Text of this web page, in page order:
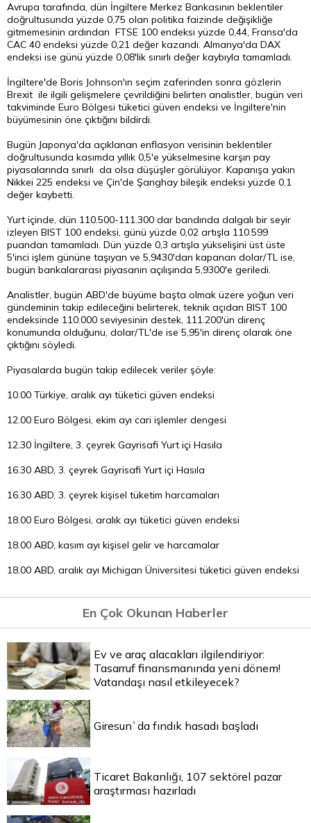
Avrupa tarafında, dün İngiltere Merkez Bankasının beklentiler
doğrultusunda yüzde 0,75 olan politika faizinde değişikliğe
gitmemesinin ardından FTSE 100 endeksi yüzde 0,44, Fransa'da
CAC 40 endeksi yüzde 0,21 değer kazandı. Almanya'da DAX
endeksi ise günü yüzde 0,08'lik sınırlı değer kaybıyla tamamladı.
İngiltere'de Boris Johnson'ın seçim zaferinden sonra gözlerin
Brexit ile ilgili gelişmelere çevrildiğini belirten analistler, bugün veri
takviminde Euro Bölgesi tüketici güven endeksi ve İngiltere'nin
büyümesinin öne çıktığını bildirdi.
Bugün Japonya'da açıklanan enflasyon verisinin beklentiler
doğrultusunda kasımda yıllık 0,5'e yükselmesine karşın pay
piyasalarında sınırlı da olsa düşüşler görülüyor. Kapanışa yakın
Nikkei 225 endeksi ve Çin'de Şanghay bileşik endeksi yüzde 0,1
değer kaybetti.
Yurt içinde, dün 110.500-111.300 dar bandında dalgalı bir seyir
izleyen BIST 100 endeksi, günü yüzde 0,02 artışla 110.599
puandan tamamladı. Dün yüzde 0,3 artışla yükselişini üst üste
5'inci işlem gününe taşıyan ve 5,9430'dan kapanan dolar/TL ise,
bugün bankalararası piyasanın açılışında 5,9300'e geriledi.
Analistler, bugün ABD'de büyüme başta olmak üzere yoğun veri
gündeminin takip edileceğini belirterek, teknik açıdan BIST 100
endeksinde 110.000 seviyesinin destek, 111.200'ün direnç
konumunda olduğunu, dolar/TL'de ise 5,95'in direnç olarak öne
çıktığını söyledi.
Piyasalarda bugün takip edilecek veriler şöyle:
10.00 Türkiye, aralık ayı tüketici güven endeksi
12.00 Euro Bölgesi, ekim ayı cari işlemler dengesi
12.30 İngiltere, 3. çeyrek Gayrisafi Yurt içi Hasıla
16.30 ABD, 3. çeyrek Gayrisafi Yurt içi Hasıla
16.30 ABD, 3. çeyrek kişisel tüketim harcamaları
18.00 Euro Bölgesi, aralık ayı tüketici güven endeksi
18.00 ABD, kasım ayı kişisel gelir ve harcamalar
18.00 ABD, aralık ayı Michigan Üniversitesi tüketici güven endeksi
En Çok Okunan Haberler
Ev ve araç alacakları ilgilendiriyor:
Tasarruf finansmanında yeni dönem!
Vatandaşı nasıl etkileyecek?
Giresun`da fındık hasadı başladı
Ticaret Bakanlığı, 107 sektörel pazar
araştırması hazırladı